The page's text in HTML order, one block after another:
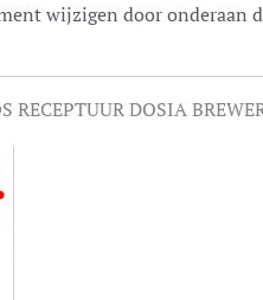
wijzigen door onderaan
RECEPTUUR DOSIA